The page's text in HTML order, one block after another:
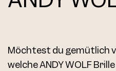
Möchtest du gemütlich
welche ANDY WOLF